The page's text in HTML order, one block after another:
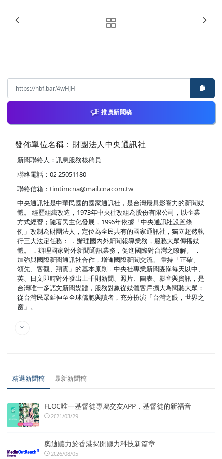
推廣新聞稿
發佈單位名稱：財團法人中央通訊社
新聞聯絡人：訊息服務核稿員
聯絡電話：02-25051180
聯絡信箱： timtimcna@mail.cna.com.tw
中央通訊社是中華民國的國家通訊社，是台灣最具影響力的新聞媒
體。 經歷組織改造，1973年中央社改組為股份有限公司，以企業
方式經營；隨著民主化發展，1996年依據「中央通訊社設置條
例」改制為財團法人，定位為全民共有的國家通訊社，獨立超然執
行三大法定任務： ．辦理國內外新聞報導業務，服務大眾傳播媒
體。 ．辦理國家對外新聞通訊業務，促進國際對台灣之瞭解。 ．
加強與國際新聞通訊社合作，增進國際新聞交流。 秉持「正確、
領先、客觀、翔實」的基本原則，中央社專業新聞團隊每天以中、
英、日文即時對外發出上千則新聞、照片、圖表、影音與資訊，是
台灣唯一多語文新聞媒體，服務對象從媒體客戶擴大為閱聽大眾；
從台灣民眾延伸至全球僑胞與讀者，充分扮演「台灣之眼，世界之
窗」。
精選新聞稿 最新新聞稿
FLOC唯一基督徒專屬交友APP，基督徒的新福音
2021/03/29
奧迪聽力於香港揭開聽力科技新篇章
2026/08/05